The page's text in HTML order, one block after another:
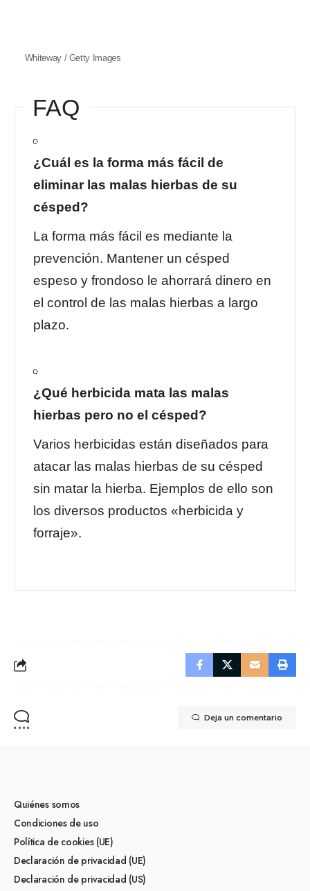
Whiteway / Getty Images
FAQ
¿Cuál es la forma más fácil de
eliminar las malas hierbas de su
césped?
La forma más fácil es mediante la
prevención. Mantener un césped
espeso y frondoso le ahorrará dinero en
el control de las malas hierbas a largo
plazo.
¿Qué herbicida mata las malas
hierbas pero no el césped?
Varios herbicidas están diseñados para
atacar las malas hierbas de su césped
sin matar la hierba. Ejemplos de ello son
los diversos productos «herbicida y
forraje».
Deja un comentario
Quiénes somos
Condiciones de uso
Política de cookies (UE)
Declaración de privacidad (UE)
Declaración de privacidad (US)